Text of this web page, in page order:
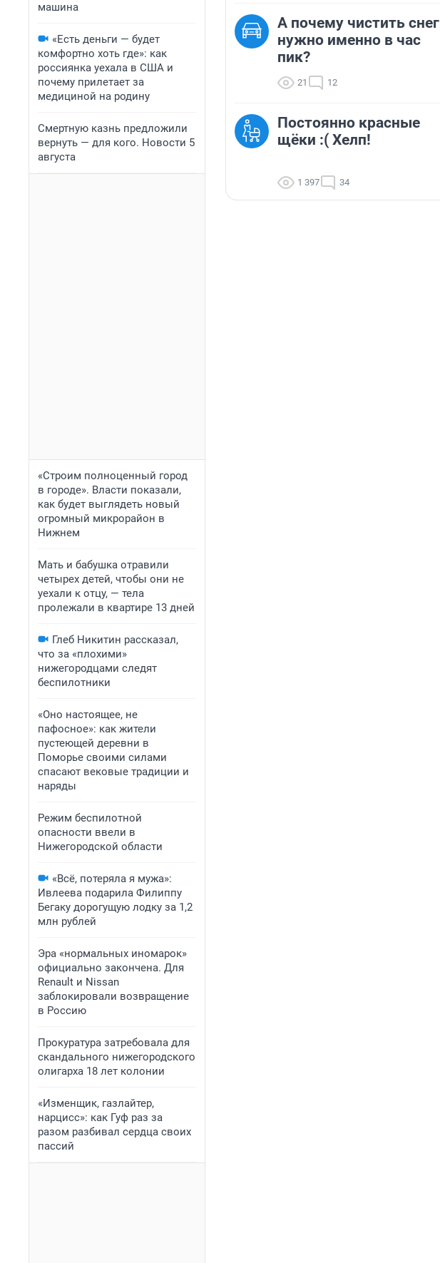
машина
«Есть деньги — будет
комфортно хоть где»: как
россиянка уехала в США и
почему прилетает за
медициной на родину
Смертную казнь предложили
вернуть — для кого. Новости 5
августа
«Строим полноценный город
в городе». Власти показали,
как будет выглядеть новый
огромный микрорайон в
Нижнем
Мать и бабушка отравили
четырех детей, чтобы они не
уехали к отцу, — тела
пролежали в квартире 13 дней
Глеб Никитин рассказал,
что за «плохими»
нижегородцами следят
беспилотники
«Оно настоящее, не
пафосное»: как жители
пустеющей деревни в
Поморье своими силами
спасают вековые традиции и
наряды
Режим беспилотной
опасности ввели в
Нижегородской области
«Всё, потеряла я мужа»:
Ивлеева подарила Филиппу
Бегаку дорогущую лодку за 1,2
млн рублей
Эра «нормальных иномарок»
официально закончена. Для
Renault и Nissan
заблокировали возвращение
в Россию
Прокуратура затребовала для
скандального нижегородского
олигарха 18 лет колонии
«Изменщик, газлайтер,
нарцисс»: как Гуф раз за
разом разбивал сердца своих
пассий
А почему чистить снег
нужно именно в час
пик?
21 12
Постоянно красные
щёки :( Хелп!
1 397 34